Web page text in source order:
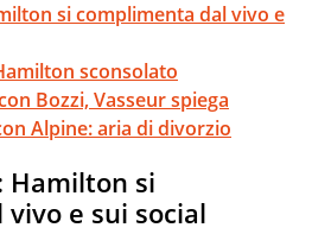
si complimenta dal vivo e
sconsolato
Bozzi, Vasseur spiega
Alpine: aria di divorzio
Hamilton si
e sui social